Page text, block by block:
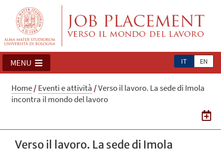
IT EN
MENU
Home/Eventi e attività /Verso il lavoro. La sede di Imola
incontra il mondo del lavoro
Verso il lavoro. La sede di Imola